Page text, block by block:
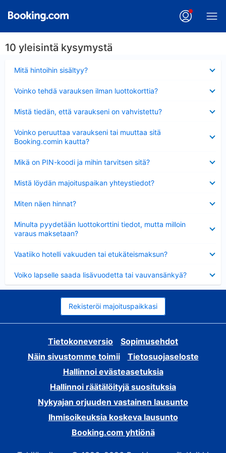
10 yleisintä kysymystä
Mitä hintoihin sisältyy?
Voinko tehdä varauksen ilman luottokorttia?
Mistä tiedän, että varaukseni on vahvistettu?
Voinko peruuttaa varaukseni tai muuttaa sitä
Booking.comin kautta?
Mikä on PIN-koodi ja mihin tarvitsen sitä?
Mistä löydän majoituspaikan yhteystiedot?
Miten näen hinnat?
Minulta pyydetään luottokorttini tiedot, mutta milloin
varaus maksetaan?
Vaatiiko hotelli vakuuden tai etukäteismaksun?
Voiko lapselle saada lisävuodetta tai vauvansänkyä?
Rekisteröi majoituspaikkasi
Tietokoneversio
Sopimusehdot
Näin sivustomme toimii
Tietosuojaseloste
Hallinnoi evästeasetuksia
Hallinnoi räätälöityjä suosituksia
Nykyajan orjuuden vastainen lausunto
Ihmisoikeuksia koskeva lausunto
Booking.com yhtiönä